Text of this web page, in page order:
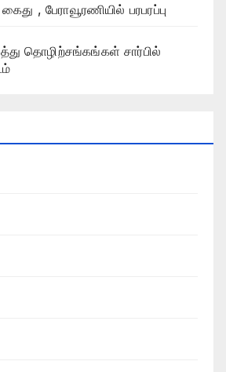
, பேராவூரணியில் பரபரப்பு
தொழிற்சங்கங்கள் சார்பில்